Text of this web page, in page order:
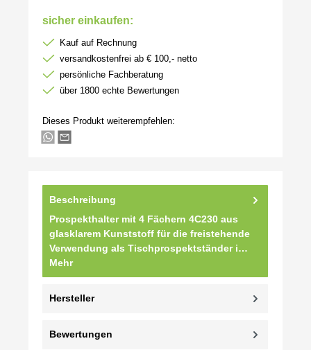
sicher einkaufen:
Kauf auf Rechnung
versandkostenfrei ab € 100,- netto
persönliche Fachberatung
über 1800 echte Bewertungen
Dieses Produkt weiterempfehlen:
Beschreibung
Prospekthalter mit 4 Fächern 4C230 aus
glasklarem Kunststoff für die freistehende
Verwendung als Tischprospektständer i…
Mehr
Hersteller
Bewertungen